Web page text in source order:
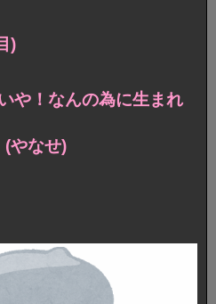
)
や！なんの為に生まれ
やなせ)